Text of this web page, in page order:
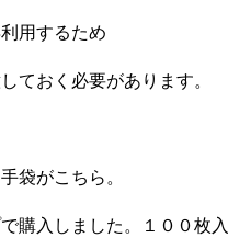
用するため
ておく必要があります。
袋がこちら。
購入しました。１００枚入